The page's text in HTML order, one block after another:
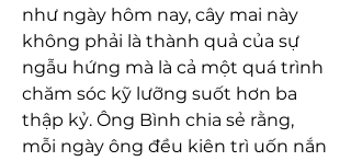
như ngày hôm nay, cây mai này
không phải là thành quả của sự
ngẫu hứng mà là cả một quá trình
chăm sóc kỹ lưỡng suốt hơn ba
thập kỷ. Ông Bình chia sẻ rằng,
mỗi ngày ông đều kiên trì uốn nắn